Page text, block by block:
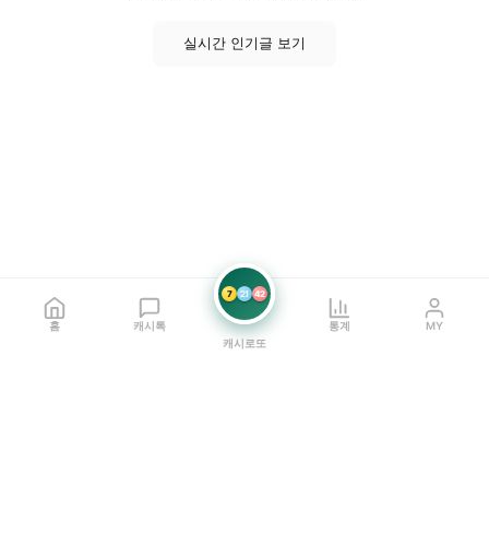
실시간 인기글 보기
홈 캐시톡
7 21 42
캐시로또
통계 MY